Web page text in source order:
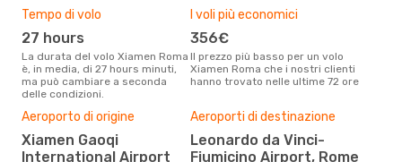
Tempo di volo
27 hours
La durata del volo Xiamen Roma
è, in media, di 27 hours minuti,
ma può cambiare a seconda
delle condizioni.
I voli più economici
356€
Il prezzo più basso per un volo
Xiamen Roma che i nostri clienti
hanno trovato nelle ultime 72 ore
Aeroporto di origine
Xiamen Gaoqi
International Airport
Aeroporti di destinazione
Leonardo da Vinci-
Fiumicino Airport, Rome